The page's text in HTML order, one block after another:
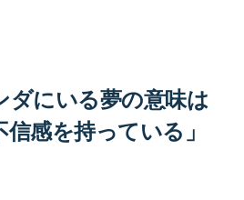
ダにいる夢の意味は
信感を持っている」